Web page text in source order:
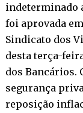
indeterminado
foi aprovada
Sindicato dos
desta terça-
dos Bancários.
segurança
reposição